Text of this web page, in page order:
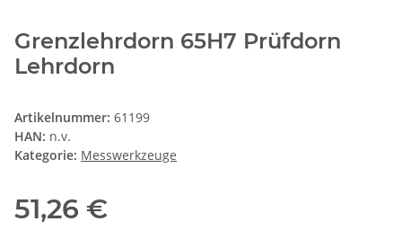
Grenzlehrdorn 65H7 Prüfdorn
Lehrdorn
Artikelnummer: 61199
HAN: n.v.
Kategorie: Messwerkzeuge
51,26 €